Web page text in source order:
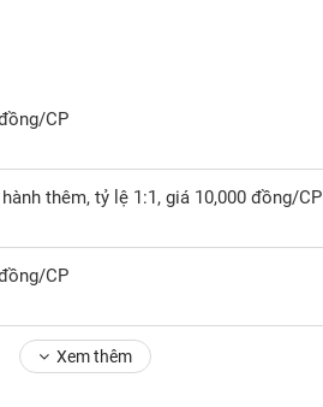
CP
thêm, tỷ lệ 1:1, giá 10,000 đồng/CP
CP
Xem thêm